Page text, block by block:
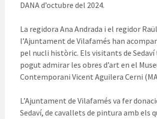
DANA d’octubre del 2024.
La regidora Ana Andrada i el regidor
l’Ajuntament de Vilafamés han
pel nucli històric. Els visitants de
pogut admirar les obres d’art en el
Contemporani Vicent Aguilera Cerni
L’Ajuntament de Vilafamés va fer
Sedaví, de cavallets de pintura amb els